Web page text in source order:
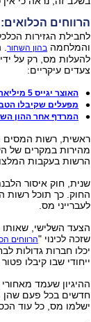
הרווחים הכלואים: חברות
לחבילת הגזירות
והמלחמה בהון השחור.
צעדים עיקריים:
האוצר יגייס 5 מיליארד ש' - החברות ישלמו פחות
מפעלים שקיבלו
המרדף אחר ההון
הרשות בעקבות
שנית, חוק איסור
החוק. כך תוכל רשות
לעברייני מס.
הצעד השלישי, שאותו
שזכה לכינוי "הרווחים
יכלו חברות גדולות
ייחודי שבו קיבלו
ההיגיון שעמד
חדשים בכל פעם שהן
ישלמו מס, כל עוד